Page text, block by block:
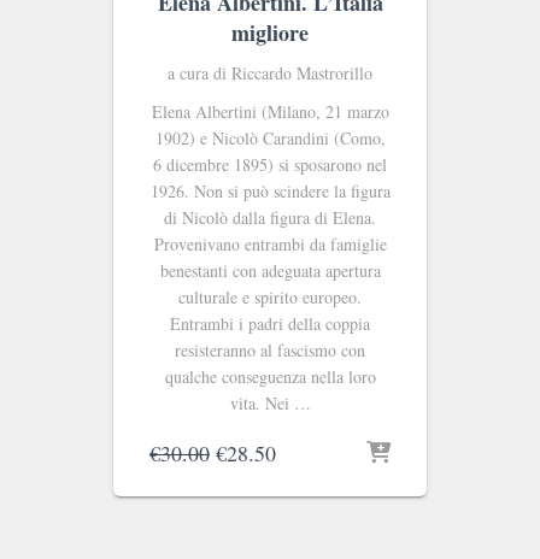
migliore
a cura di Riccardo Mastrorillo
Elena Albertini (Milano, 21 marzo
1902) e Nicolò Carandini (Como,
6 dicembre 1895) si sposarono nel
1926. Non si può scindere la figura
di Nicolò dalla figura di Elena.
Provenivano entrambi da famiglie
benestanti con adeguata apertura
culturale e spirito europeo.
Entrambi i padri della coppia
resisteranno al fascismo con
qualche conseguenza nella loro
vita. Nei …
€30.00 Il
originale
€28.50Il
attuale